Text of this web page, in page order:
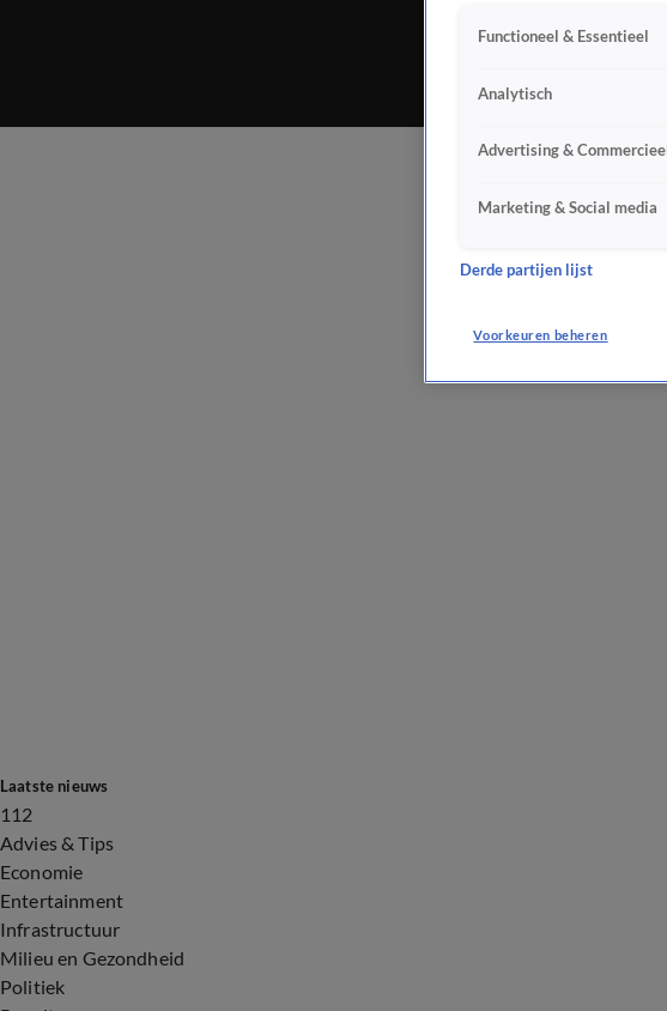
Laatste nieuws
112
Advies & Tips
Economie
Entertainment
Infrastructuur
Milieu en Gezondheid
Politiek
Functioneel & Essentieel
Analytisch
Advertising & Commercieel
Marketing & Social media
Derde partijen lijst
Voorkeuren beheren